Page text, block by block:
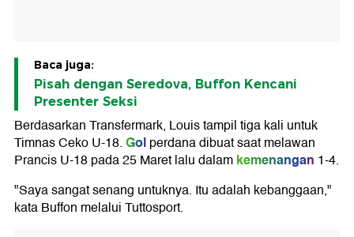
Baca juga:
Pisah dengan Seredova, Buffon Kencani
Presenter Seksi
Berdasarkan Transfermark, Louis tampil tiga kali untuk
Timnas Ceko U-18.Golperdana dibuat saat melawan
Prancis U-18 pada 25 Maret lalu dalamkemenangan 1-4.
"Saya sangat senang untuknya. Itu adalah kebanggaan,"
kata Buffon melalui Tuttosport.